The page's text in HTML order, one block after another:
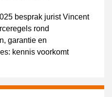
besprak jurist Vincent
rond
garantie en
kennis voorkomt